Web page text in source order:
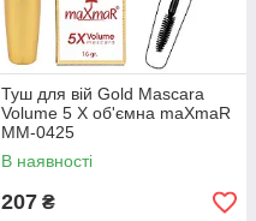
Туш для вій Gold Mascara
Volume 5 X об'ємна maXmaR
MM-0425
В наявності
207 ₴